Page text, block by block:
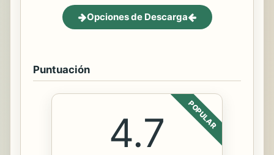
Opciones de Descarga
Puntuación
POPULAR
4.7